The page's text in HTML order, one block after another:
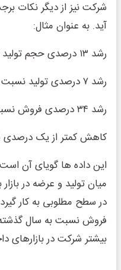
شرکت نیز از دیگر نکات
‌آید. به عنوان مثال:
رشد ۱۳ درصدی حجم تولید نسبت به اسفند ۱۴۰۲
رشد ۷ درصدی تولید نسبت به ماه گذشته (بهمن ۱۴۰۳)
رشد ۳۴ درصدی فروش نسبت به اسفند سال گذشته
کاهش کمتر از یک درصدی
این داده‌ ها گویای آن
میان تولید و عرضه در
فروش نسبت به سال گذشته،
بیشتر شرکت در بازارهای